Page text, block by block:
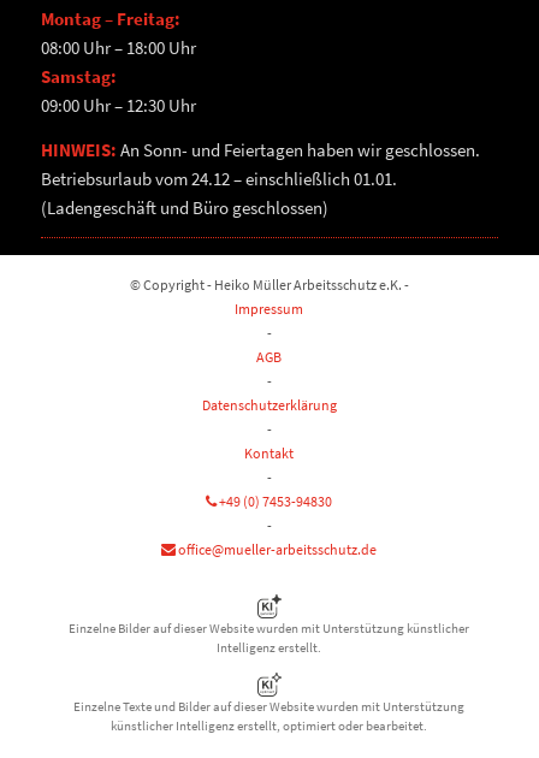
Montag – Freitag:
08:00 Uhr – 18:00 Uhr
Samstag:
09:00 Uhr – 12:30 Uhr
HINWEIS: An Sonn- und Feiertagen haben wir geschlossen.
Betriebsurlaub vom 24.12 – einschließlich 01.01.
(Ladengeschäft und Büro geschlossen)
© Copyright - Heiko Müller Arbeitsschutz e.K. -
Impressum
-
AGB
-
Datenschutzerklärung
-
Kontakt
-
+49 (0) 7453-94830
-
office@mueller-arbeitsschutz.de
Einzelne Bilder auf dieser Website wurden mit Unterstützung künstlicher
Intelligenz erstellt.
Einzelne Texte und Bilder auf dieser Website wurden mit Unterstützung
künstlicher Intelligenz erstellt, optimiert oder bearbeitet.